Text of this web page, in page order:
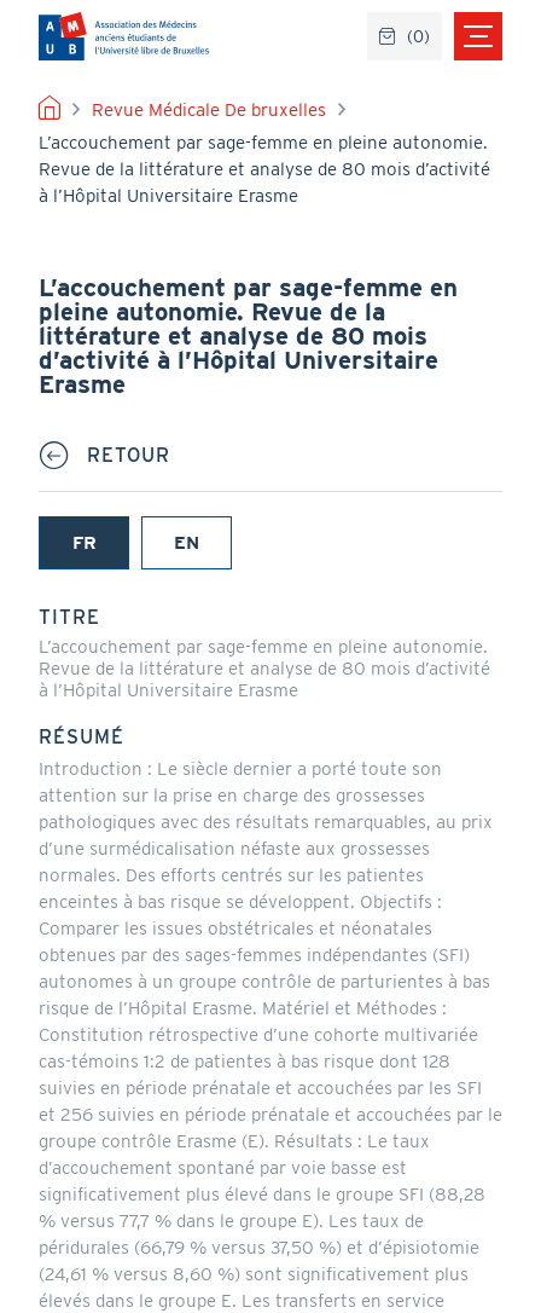
contenu
principal
FIL
D'ARIANE
Revue Médicale De bruxelles
L’accouchement par sage-femme en pleine autonomie.
Revue de la littérature et analyse de 80 mois d’activité
à l’Hôpital Universitaire Erasme
L’accouchement par sage-femme en
pleine autonomie. Revue de la
littérature et analyse de 80 mois
d’activité à l’Hôpital Universitaire
Erasme
RETOUR
FR
(onglet
EN
TITRE
L’accouchement par sage-femme en pleine autonomie.
Revue de la littérature et analyse de 80 mois d’activité
à l’Hôpital Universitaire Erasme
RÉSUMÉ
Introduction : Le siècle dernier a porté toute son
attention sur la prise en charge des grossesses
pathologiques avec des résultats remarquables, au prix
d’une surmédicalisation néfaste aux grossesses
normales. Des efforts centrés sur les patientes
enceintes à bas risque se développent. Objectifs :
Comparer les issues obstétricales et néonatales
obtenues par des sages-femmes indépendantes (SFI)
autonomes à un groupe contrôle de parturientes à bas
risque de l’Hôpital Erasme. Matériel et Méthodes :
Constitution rétrospective d’une cohorte multivariée
cas-témoins 1:2 de patientes à bas risque dont 128
suivies en période prénatale et accouchées par les SFI
et 256 suivies en période prénatale et accouchées par le
groupe contrôle Erasme (E). Résultats : Le taux
d’accouchement spontané par voie basse est
significativement plus élevé dans le groupe SFI (88,28
% versus 77,7 % dans le groupe E). Les taux de
péridurales (66,79 % versus 37,50 %) et d’épisiotomie
(24,61 % versus 8,60 %) sont significativement plus
élevés dans le groupe E. Les transferts en service
(0)